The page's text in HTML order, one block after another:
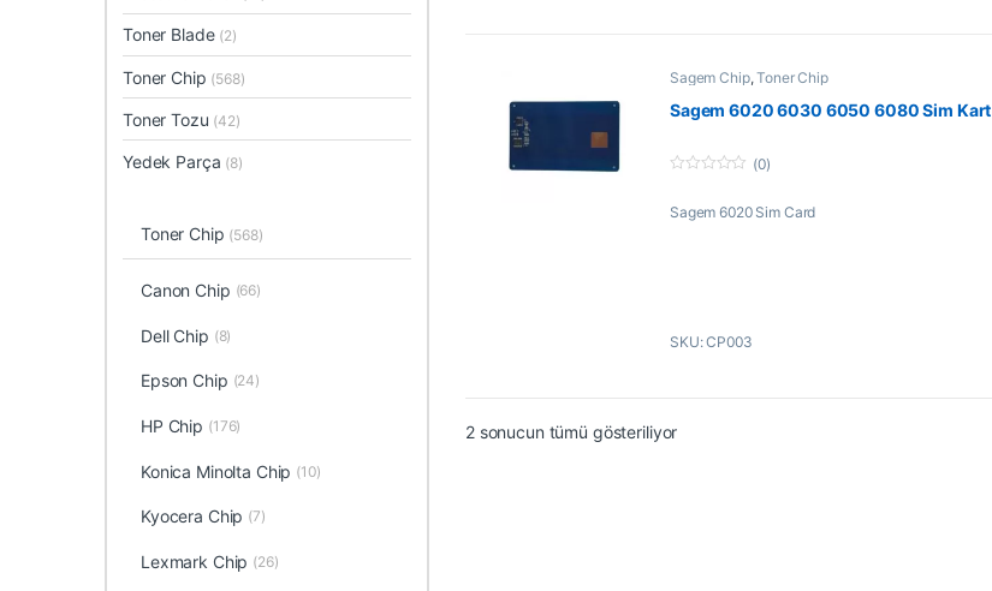
Sagem Chip,Toner Chip
Sagem 6020 6030 6050 6080 Sim Kart
u
(0)
Sagem 6020 Sim Card
SKU: CP003
2 sonucun tümü gösteriliyorEn çok oy alana göre sıralandı
Toner Blade (2)
Toner Chip (568)
Toner Tozu (42)
Yedek Parça (8)
Toner Chip (568)
Canon Chip (66)
Dell Chip (8)
Epson Chip (24)
HP Chip (176)
Konica Minolta Chip (10)
Kyocera Chip (7)
Lexmark Chip (26)